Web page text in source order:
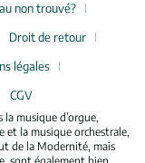
non trouvé?
Droit de retour
légales
CGV
musique d’orgue,
et la musique orchestrale,
de la Modernité, mais